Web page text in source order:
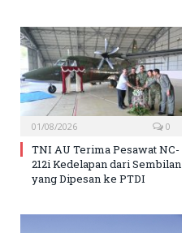
01/08/2026 0
TNI AU Terima Pesawat NC-
212i Kedelapan dari Sembilan
yang Dipesan ke PTDI